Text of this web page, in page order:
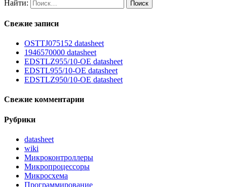
Найти:
Свежие записи
OSTTJ075152 datasheet
1946570000 datasheet
EDSTLZ955/10-OE datasheet
EDSTL955/10-OE datasheet
EDSTLZ950/10-OE datasheet
Свежие комментарии
Рубрики
datasheet
wiki
Микроконтроллеры
Микропроцессоры
Микросхема
Программирование